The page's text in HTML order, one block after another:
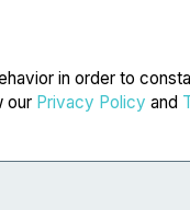
in order to
our Privacy Policy and